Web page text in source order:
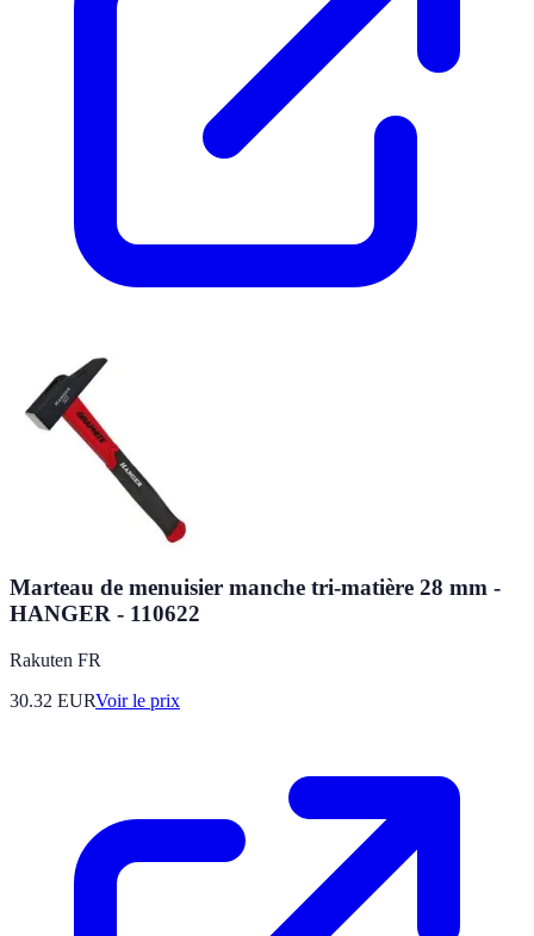
Marteau de menuisier manche tri-matière 28 mm -
HANGER - 110622
Rakuten FR
30.32 EURVoir le prix